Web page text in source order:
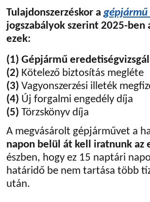
Tulajdonszerzéskor agépjármű
jogszabályok szerint 2025-
ezek:
(1) Gépjármű
(2) Kötelező biztosítás megléte
(3) Vagyonszerzési illeték
(4) Új forgalmi engedély díja
(5) Törzskönyv díja
A megvásárolt gépjárművet a
napon belül át kell iratnunk az
észben, hogy ez 15 naptári
határidő be nem tartása több
után.